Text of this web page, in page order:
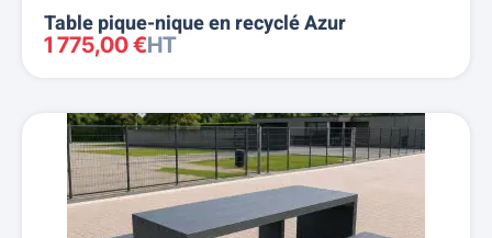
Table pique-nique en recyclé Azur
1 775,00 €HT